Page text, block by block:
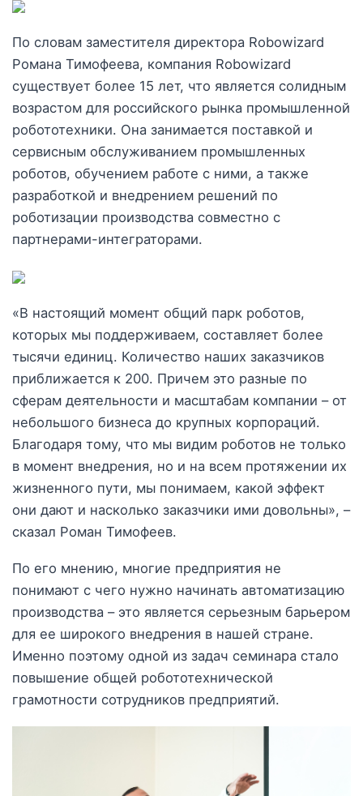
По словам заместителя директора Robowizard
Романа Тимофеева, компания Robowizard
существует более 15 лет, что является солидным
возрастом для российского рынка промышленной
робототехники. Она занимается поставкой и
сервисным обслуживанием промышленных
роботов, обучением работе с ними, а также
разработкой и внедрением решений по
роботизации производства совместно с
партнерами-интеграторами.
«В настоящий момент общий парк роботов,
которых мы поддерживаем, составляет более
тысячи единиц. Количество наших заказчиков
приближается к 200. Причем это разные по
сферам деятельности и масштабам компании – от
небольшого бизнеса до крупных корпораций.
Благодаря тому, что мы видим роботов не только
в момент внедрения, но и на всем протяжении их
жизненного пути, мы понимаем, какой эффект
они дают и насколько заказчики ими довольны», –
сказал Роман Тимофеев.
По его мнению, многие предприятия не
понимают с чего нужно начинать автоматизацию
производства – это является серьезным барьером
для ее широкого внедрения в нашей стране.
Именно поэтому одной из задач семинара стало
повышение общей робототехнической
грамотности сотрудников предприятий.